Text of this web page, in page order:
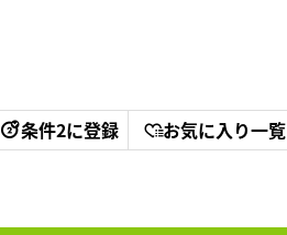
条件2に登録 お気に入り一覧